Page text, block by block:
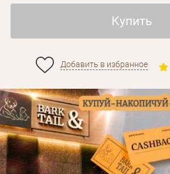
Купить
Добавить в избранное
Забыли пароль?